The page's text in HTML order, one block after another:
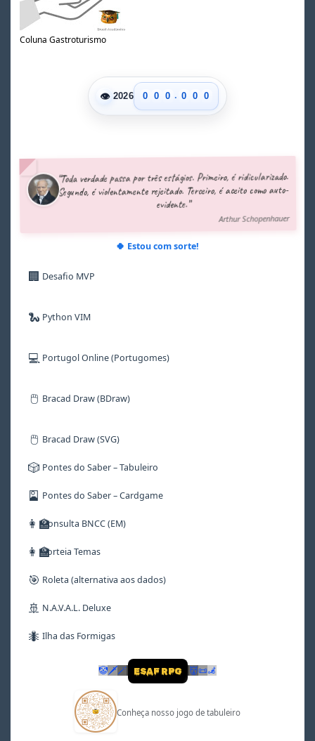
Coluna Gastroturismo
👁 2026
0
1
6
7
0
1
6
7
8
0
1
6
7
8
. 0
1
6
7
8
0
1
6
7
0
1
6
7
“Toda verdade passa por três estágios. Primeiro, é ridicularizado.
Segundo, é violentamente rejeitado. Terceiro, é aceito como auto-
evidente.”
Arthur Schopenhauer
🍀 Estou com sorte!
🏢 Desafio MVP
🐍 Python VIM
💻 Portugol Online (Portugomes)
🖱️ Bracad Draw (BDraw)
🖱️ Bracad Draw (SVG)
🎲 Pontes do Saber – Tabuleiro
🎴 Pontes do Saber – Cardgame
👩‍🏫Consulta BNCC (EM)
👩‍🏫Sorteia Temas
🎯 Roleta (alternativa aos dados)
🚢 N.A.V.A.L. Deluxe
🐜 Ilha das Formigas
🤡 🗡🪄 ESAF RPG 👹📜🦼
Conheça nosso jogo de tabuleiro